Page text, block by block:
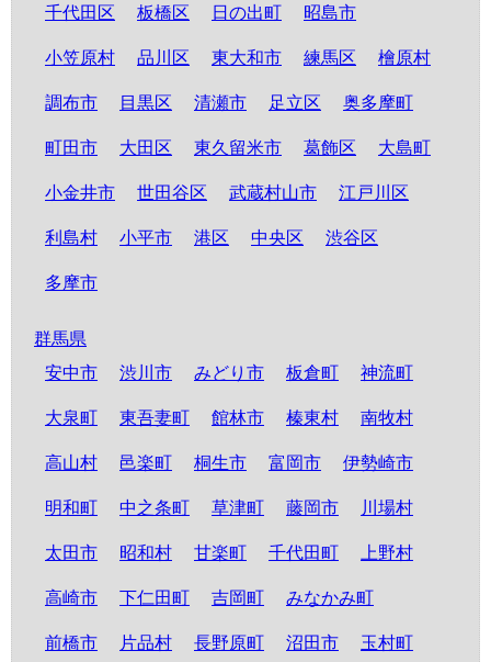
千代田区 板橋区 日の出町 昭島市
小笠原村 品川区 東大和市 練馬区 檜原村
調布市 目黒区 清瀬市 足立区 奥多摩町
町田市 大田区 東久留米市 葛飾区 大島町
小金井市 世田谷区 武蔵村山市 江戸川区
利島村 小平市 港区 中央区 渋谷区
多摩市
群馬県
安中市
渋川市 みどり市 板倉町 神流町
大泉町 東吾妻町 館林市 榛東村 南牧村
高山村 邑楽町 桐生市 富岡市 伊勢崎市
明和町 中之条町 草津町 藤岡市 川場村
太田市 昭和村 甘楽町 千代田町 上野村
高崎市 下仁田町 吉岡町 みなかみ町
前橋市 片品村 長野原町 沼田市 玉村町